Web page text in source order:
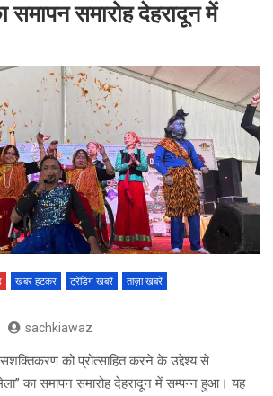
समापन समारोह देहरादून में
खबर हटकर ट्रेंडिंग खबरें
ताज़ा ख़बरें
sachkiawaz
सशक्तिकरण को प्रोत्साहित करने के उद्देश्य से
का समापन समारोह देहरादून में सम्पन्न हुआ। यह